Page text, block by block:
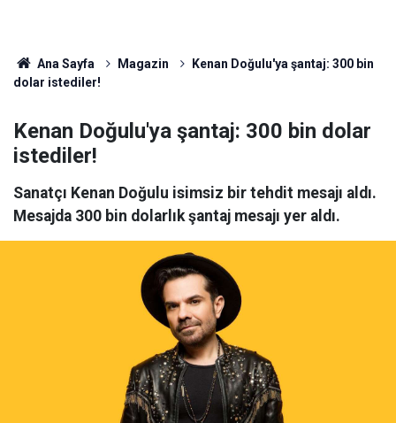
Ana Sayfa Magazin
Kenan Doğulu'ya şantaj: 300 bin
dolar istediler!
Kenan Doğulu'ya şantaj: 300 bin dolar
istediler!
Sanatçı Kenan Doğulu isimsiz bir tehdit mesajı aldı.
Mesajda 300 bin dolarlık şantaj mesajı yer aldı.